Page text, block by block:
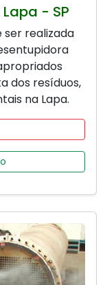
- SP
ser realizada
dos resíduos,
na Lapa.